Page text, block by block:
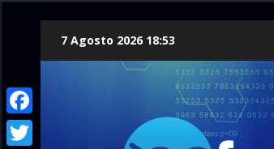
7 Agosto 2026 18:53
Facebook